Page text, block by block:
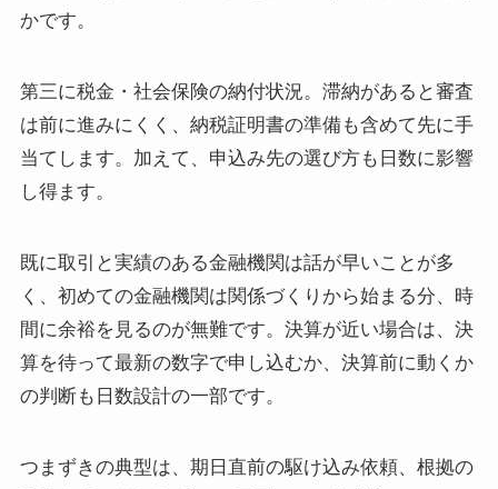
かです。
第三に税金・社会保険の納付状況。滞納があると審査
は前に進みにくく、納税証明書の準備も含めて先に手
当てします。加えて、申込み先の選び方も日数に影響
し得ます。
既に取引と実績のある金融機関は話が早いことが多
く、初めての金融機関は関係づくりから始まる分、時
間に余裕を見るのが無難です。決算が近い場合は、決
算を待って最新の数字で申し込むか、決算前に動くか
の判断も日数設計の一部です。
つまずきの典型は、期日直前の駆け込み依頼、根拠の